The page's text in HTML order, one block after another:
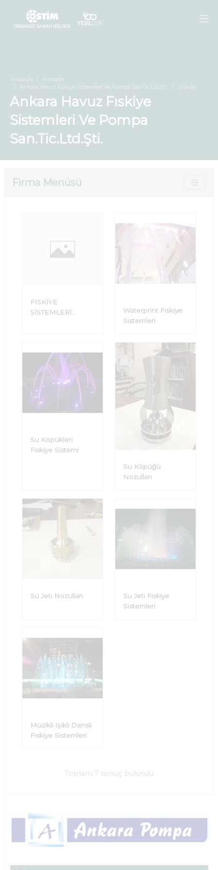
Anasayfa
Firmalar
Ankara Havuz Fıskiye Sistemleri Ve Pompa San.Tic.Ltd.Şti.
Ürünler
Ankara Havuz Fıskiye
Sistemleri Ve Pompa
San.Tic.Ltd.Şti.
Firma Menüsü
FISKİYE
SİSTEMLERİ
Waterprint Fıskiye
Sistemleri
Su Köpükleri
Fıskiye Sistemi
Su Köpüğü
Nozulları
Su Jeti Nozulları
Su Jeti Fıskiye
Sistemleri
Müzikli Işıklı Danslı
Fıskiye Sistemleri
Toplam 7 sonuç bulundu